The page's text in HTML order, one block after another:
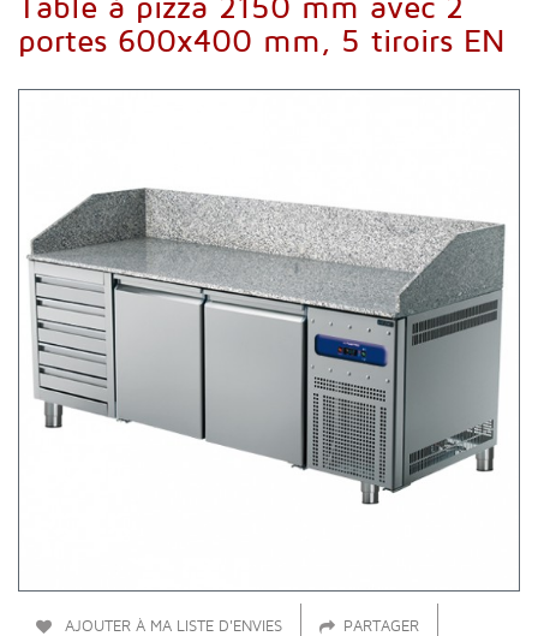
Table à pizza 2150 mm avec 2
portes 600x400 mm, 5 tiroirs EN
AJOUTER À MA LISTE D'ENVIES PARTAGER